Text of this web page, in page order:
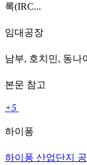
록(IRC...
임대공장
남부, 호치민, 동나이
본문 참고
+5
하이퐁
하이퐁 산업단지